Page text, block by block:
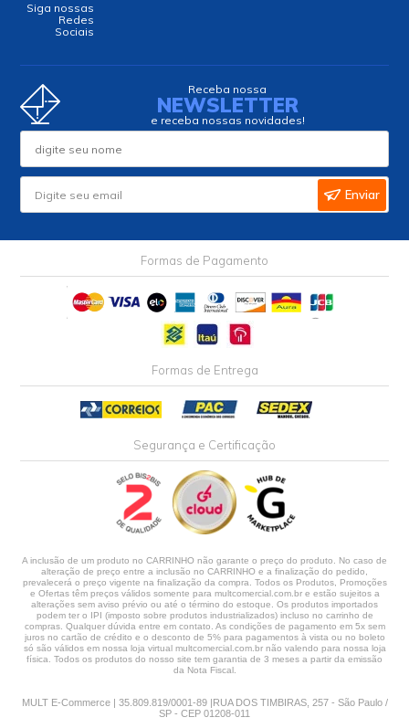
Siga nossas
Redes
Sociais
Receba nossa
NEWSLETTER
e receba nossas novidades!
Enviar
Formas de Pagamento
Formas de Entrega
Segurança e Certificação
A inclusão de um produto no CARRINHO não garante o preço do produto. No caso de
alteração de preço entre a inclusão no CARRINHO e a finalização do pedido,
prevalecerá o preço vigente na finalização da compra. Todos os Produtos, Promoções
e Ofertas têm preços válidos somente para multcomercial.com.br e estão sujeitos a
alterações sem aviso prévio ou até o término do estoque. Os produtos importados
podem ter o IPI (imposto sobre produtos industrializados) incluso no carrinho de
compras. Qualquer dúvida entre em contato. As condições de pagamento em 5x sem
juros no cartão de crédito e o desconto de 5% para pagamentos à vista ou no boleto
só são válidos em nossa loja virtual multcomercial.com.br não valendo para nossa loja
física. Todos os produtos do nosso site tem garantia de 3 meses a partir da emissão
da Nota Fiscal.
MULT E-Commerce | 35.809.819/0001-89 |RUA DOS TIMBIRAS, 257 - São Paulo /
SP - CEP 01208-011